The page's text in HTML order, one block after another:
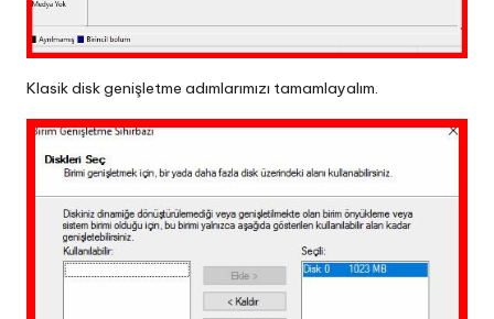
Klasik disk genişletme adımlarımızı tamamlayalım.